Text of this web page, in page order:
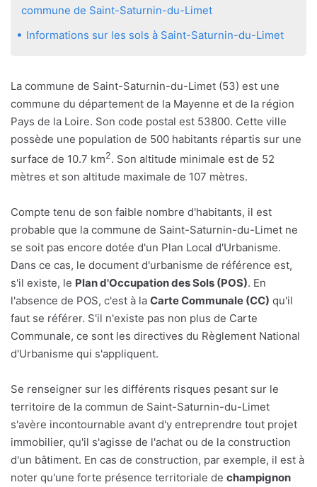
commune de Saint-Saturnin-du-Limet
Informations sur les sols à Saint-Saturnin-du-Limet
La commune de Saint-Saturnin-du-Limet (53) est une
commune du département de la Mayenne et de la région
Pays de la Loire. Son code postal est 53800. Cette ville
possède une population de 500 habitants répartis sur une
surface de 10.7 km2. Son altitude minimale est de 52
mètres et son altitude maximale de 107 mètres.
Compte tenu de son faible nombre d'habitants, il est
probable que la commune de Saint-Saturnin-du-Limet ne
se soit pas encore dotée d'un Plan Local d'Urbanisme.
Dans ce cas, le document d'urbanisme de référence est,
s'il existe, le Plan d'Occupation des Sols (POS). En
l'absence de POS, c'est à la Carte Communale (CC) qu'il
faut se référer. S'il n'existe pas non plus de Carte
Communale, ce sont les directives du Règlement National
d'Urbanisme qui s'appliquent.
Se renseigner sur les différents risques pesant sur le
territoire de la commun de Saint-Saturnin-du-Limet
s'avère incontournable avant d'y entreprendre tout projet
immobilier, qu'il s'agisse de l'achat ou de la construction
d'un bâtiment. En cas de construction, par exemple, il est à
noter qu'une forte présence territoriale de champignon